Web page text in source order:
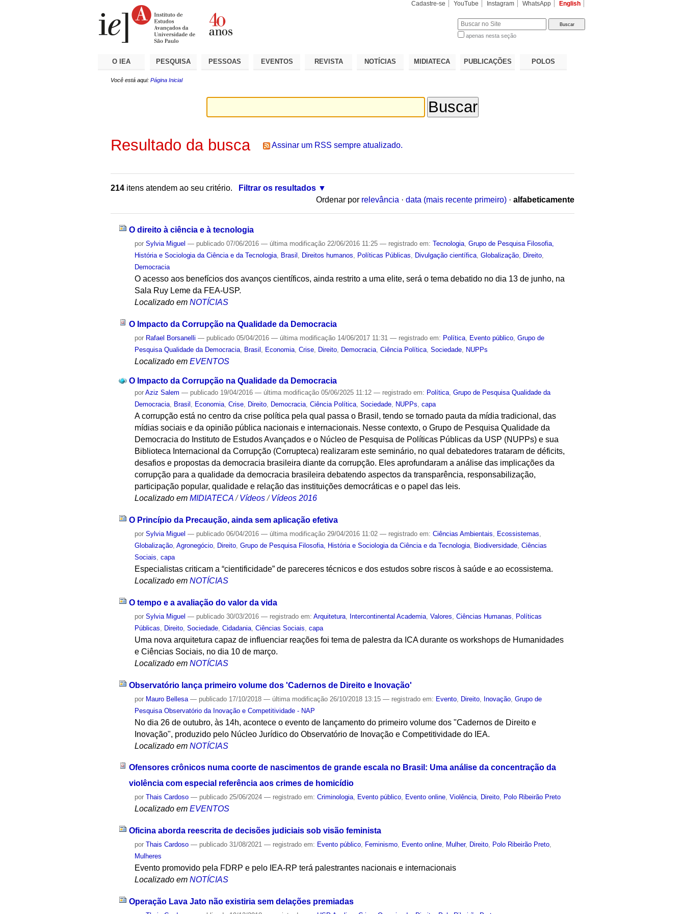
Cadastre-se YouTube Instagram WhatsApp English
apenas nesta seção
O IEA PESQUISA PESSOAS EVENTOS REVISTA NOTÍCIAS MIDIATECA PUBLICAÇÕES POLOS
Você está aqui: Página Inicial
Resultado da busca Assinar um RSS sempre atualizado.
214 itens atendem ao seu critério.
Filtrar os resultados
Ordenar por relevância · data (mais recente primeiro) · alfabeticamente
O direito à ciência e à tecnologia
porSylvia Miguel — publicado 07/06/2016— última modificação 22/06/2016 11:25— registrado em:Tecnologia ,Grupo de Pesquisa Filosofia,
História e Sociologia da Ciência e da Tecnologia
Brasil Direitos humanos Políticas Públicas Divulgação científica ,Globalização Direito
Democracia
O acesso aos benefícios dos avanços científicos, ainda restrito a uma elite, será o tema debatido no dia 13 de junho, na
Sala Ruy Leme da FEA-USP.
Localizado em NOTÍCIAS
O Impacto da Corrupção na Qualidade da Democracia
por Rafael Borsanelli — publicado 05/04/2016— última modificação 14/06/2017 11:31— registrado em: Política Evento público ,Grupo de
Pesquisa Qualidade da Democracia Brasil Economia ,Crise Direito Democracia ,Ciência Política ,Sociedade NUPPs
Localizado em EVENTOS
O Impacto da Corrupção na Qualidade da Democracia
porAziz Salem — publicado 19/04/2016— última modificação 05/06/2025 11:12— registrado em: Política,Grupo de Pesquisa Qualidade da
Democracia, Brasil , Economia,Crise, Direito, Democracia,Ciência Política,Sociedade, NUPPs,capa
A corrupção está no centro da crise política pela qual passa o Brasil, tendo se tornado pauta da mídia tradicional, das
mídias sociais e da opinião pública nacionais e internacionais. Nesse contexto, o Grupo de Pesquisa Qualidade da
Democracia do Instituto de Estudos Avançados e o Núcleo de Pesquisa de Políticas Públicas da USP (NUPPs) e sua
Biblioteca Internacional da Corrupção (Corrupteca) realizaram este seminário, no qual debatedores trataram de déficits,
desafios e propostas da democracia brasileira diante da corrupção. Eles aprofundaram a análise das implicações da
corrupção para a qualidade da democracia brasileira debatendo aspectos da transparência, responsabilização,
participação popular, qualidade e relação das instituições democráticas e o papel das leis.
Localizado em MIDIATECA /Vídeos /Vídeos 2016
O Princípio da Precaução, ainda sem aplicação efetiva
porSylvia Miguel — publicado 06/04/2016— última modificação 29/04/2016 11:02— registrado em:Ciências Ambientais, Ecossistemas,
Globalização,Agronegócio, Direito,Grupo de Pesquisa Filosofia, História e Sociologia da Ciência e da Tecnologia, Biodiversidade,Ciências
Sociais,capa
Especialistas criticam a “cientificidade” de pareceres técnicos e dos estudos sobre riscos à saúde e ao ecossistema.
Localizado em NOTÍCIAS
O tempo e a avaliação do valor da vida
porSylvia Miguel — publicado 30/03/2016— registrado em:Arquitetura Intercontinental Academia ,Valores ,Ciências Humanas
Políticas
Públicas
Direito ,Sociedade ,Cidadania ,Ciências Sociais ,capa
Uma nova arquitetura capaz de influenciar reações foi tema de palestra da ICA durante os workshops de Humanidades
e Ciências Sociais, no dia 10 de março.
Localizado em NOTÍCIAS
Observatório lança primeiro volume dos 'Cadernos de Direito e Inovação'
por Mauro Bellesa — publicado 17/10/2018— última modificação 26/10/2018 13:15— registrado em: Evento Direito Inovação ,Grupo de
Pesquisa Observatório da Inovação e Competitividade - NAP
No dia 26 de outubro, às 14h, acontece o evento de lançamento do primeiro volume dos "Cadernos de Direito e
Inovação", produzido pelo Núcleo Jurídico do Observatório de Inovação e Competitividade do IEA.
Localizado em NOTÍCIAS
Ofensores crônicos numa coorte de nascimentos de grande escala no Brasil: Uma análise da concentração da
violência com especial referência aos crimes de homicídio
porThais Cardoso — publicado 25/06/2024— registrado em:Criminologia, Evento público, Evento online,Violência, Direito, Polo Ribeirão Preto
Localizado em EVENTOS
Oficina aborda reescrita de decisões judiciais sob visão feminista
porThais Cardoso — publicado 31/08/2021— registrado em: Evento público Feminismo Evento online Mulher, Direito Polo Ribeirão Preto
Mulheres
Evento promovido pela FDRP e pelo IEA-RP terá palestrantes nacionais e internacionais
Localizado em NOTÍCIAS
Operação Lava Jato não existiria sem delações premiadas